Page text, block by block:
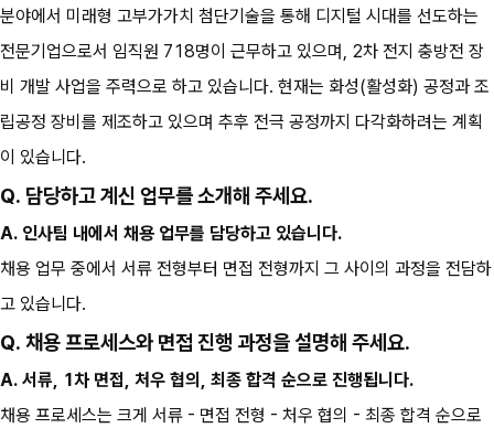
분야에서 미래형 고부가가치 첨단기술을 통해 디지털 시대를 선도하는
전문기업으로서 임직원 718명이 근무하고 있으며, 2차 전지 충방전 장
비 개발 사업을 주력으로 하고 있습니다. 현재는 화성(활성화) 공정과 조
립공정 장비를 제조하고 있으며 추후 전극 공정까지 다각화하려는 계획
이 있습니다.
Q. 담당하고 계신 업무를 소개해 주세요.
A. 인사팀 내에서 채용 업무를 담당하고 있습니다.
채용 업무 중에서 서류 전형부터 면접 전형까지 그 사이의 과정을 전담하
고 있습니다.
Q. 채용 프로세스와 면접 진행 과정을 설명해 주세요.
A. 서류, 1차 면접, 처우 협의, 최종 합격 순으로 진행됩니다.
채용 프로세스는 크게 서류 - 면접 전형 - 처우 협의 - 최종 합격 순으로